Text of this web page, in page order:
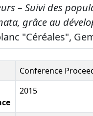
– Suivi des
grâce au
"Céréales",
Conference
2015